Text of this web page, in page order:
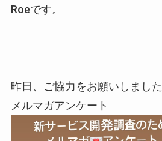
Roeです。
昨日、ご協力をお願いしました
メルマガアンケート